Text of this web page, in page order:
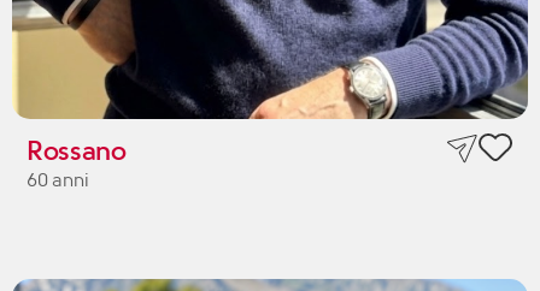
Rossano
60 anni